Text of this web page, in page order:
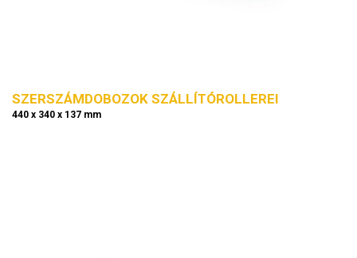
SZERSZÁMDOBOZOK SZÁLLÍTÓROLLEREI
440 x 340 x 137 mm